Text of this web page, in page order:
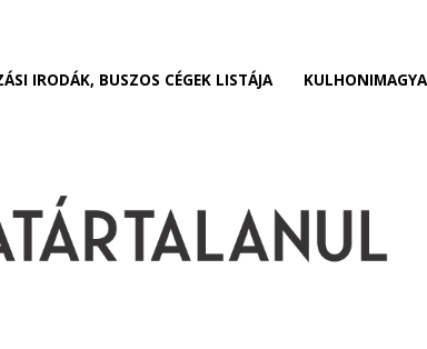
IRODÁK, BUSZOS CÉGEK LISTÁJA